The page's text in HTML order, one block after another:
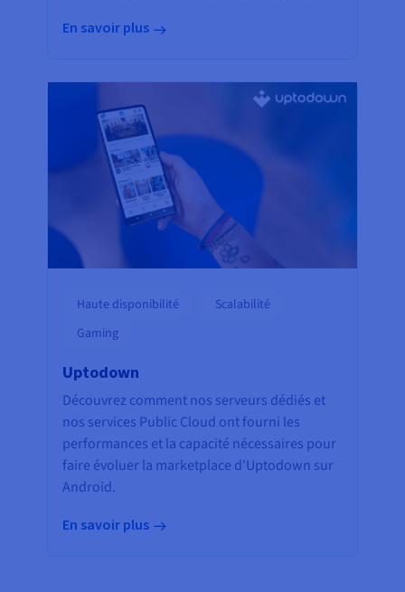
En savoir plus
Haute disponibilité
Scalabilité
Gaming
Uptodown
Découvrez comment nos serveurs dédiés et
nos services Public Cloud ont fourni les
performances et la capacité nécessaires pour
faire évoluer la marketplace d'Uptodown sur
Android.
En savoir plus